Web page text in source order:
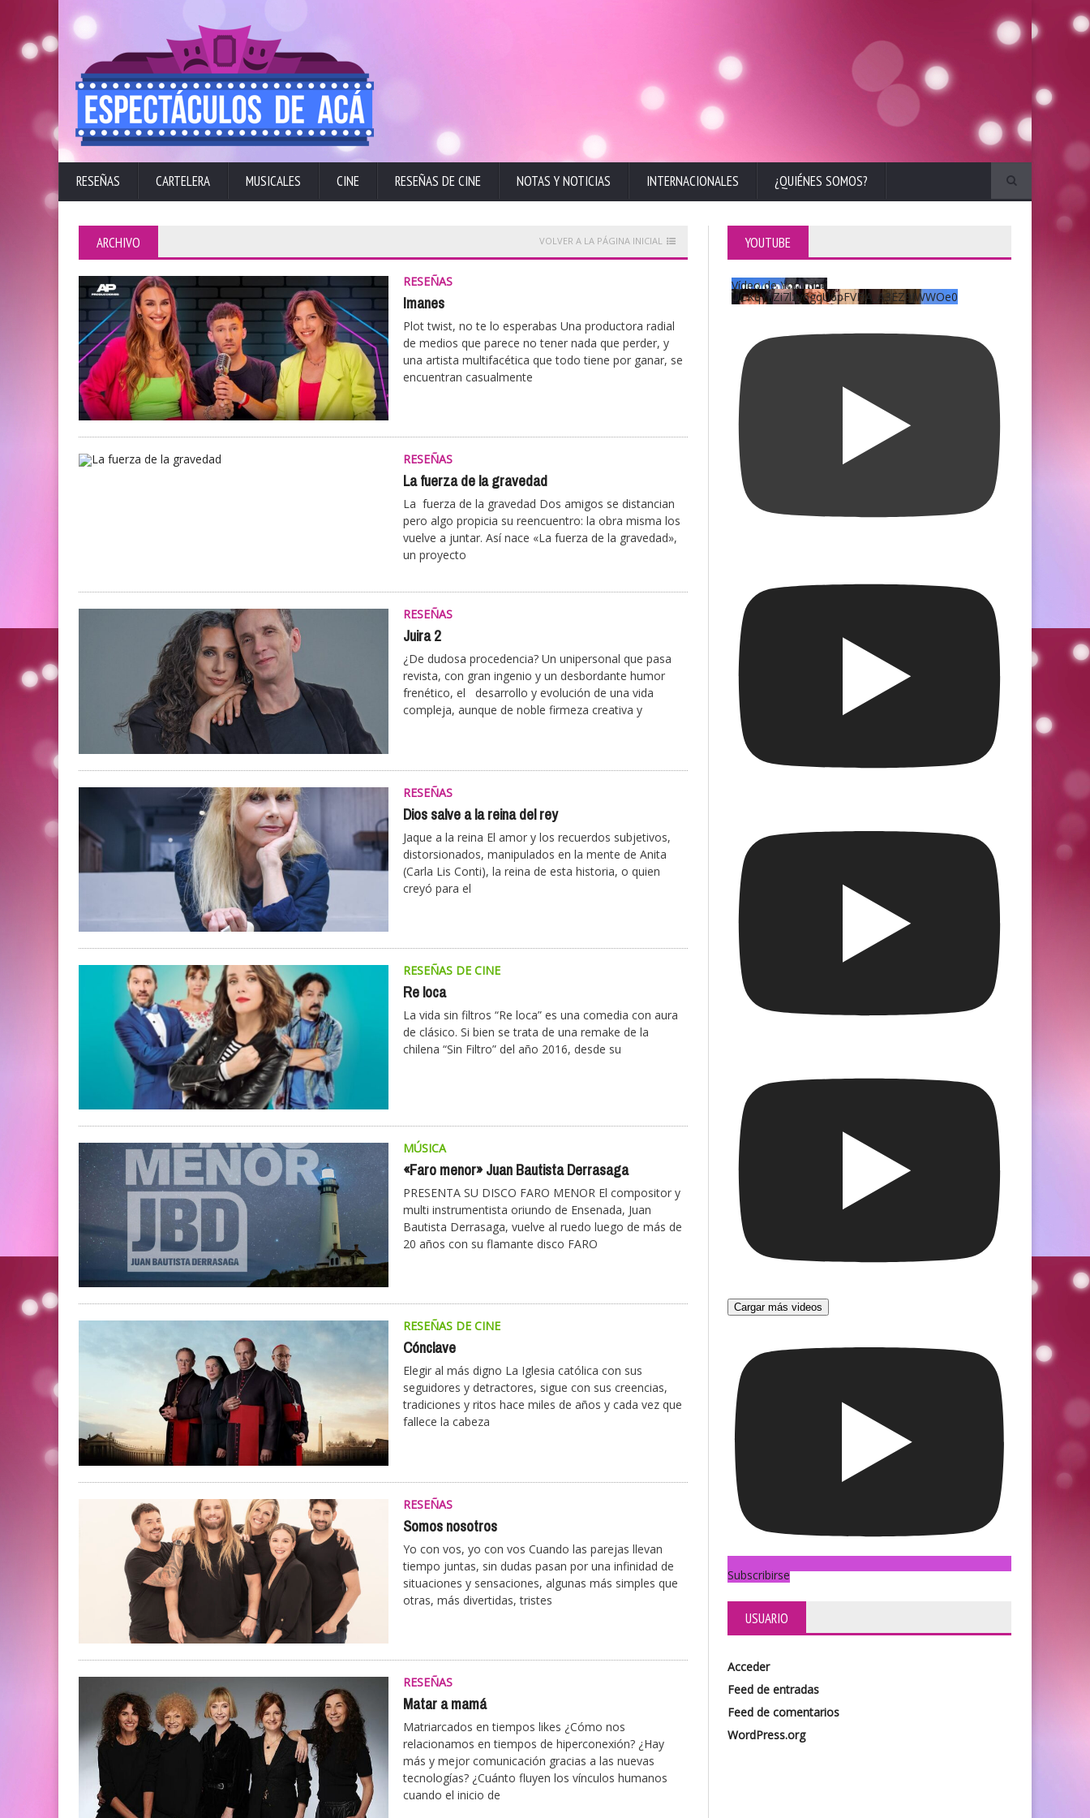
RESEÑAS CARTELERA MUSICALES CINE RESEÑAS DE CINE NOTAS Y NOTICIAS INTERNACIONALES ¿QUIÉNES SOMOS?
ARCHIVO VOLVER A LA PÁGINA INICIAL
RESEÑAS
Imanes
Plot twist, no te lo esperabas Una productora radial
de medios que parece no tener nada que perder, y
una artista multifacética que todo tiene por ganar, se
encuentran casualmente
RESEÑAS
La fuerza de la gravedad
La fuerza de la gravedad Dos amigos se distancian
pero algo propicia su reencuentro: la obra misma los
vuelve a juntar. Así nace «La fuerza de la gravedad»,
un proyecto
RESEÑAS
Juira 2
¿De dudosa procedencia? Un unipersonal que pasa
revista, con gran ingenio y un desbordante humor
frenético, el desarrollo y evolución de una vida
compleja, aunque de noble firmeza creativa y
RESEÑAS
Dios salve a la reina del rey
Jaque a la reina El amor y los recuerdos subjetivos,
distorsionados, manipulados en la mente de Anita
(Carla Lis Conti), la reina de esta historia, o quien
creyó para el
RESEÑAS DE CINE
Re loca
La vida sin filtros “Re loca” es una comedia con aura
de clásico. Si bien se trata de una remake de la
chilena “Sin Filtro” del año 2016, desde su
MÚSICA
«Faro menor» Juan Bautista Derrasaga
PRESENTA SU DISCO FARO MENOR El compositor y
multi instrumentista oriundo de Ensenada, Juan
Bautista Derrasaga, vuelve al ruedo luego de más de
20 años con su flamante disco FARO
RESEÑAS DE CINE
Cónclave
Elegir al más digno La Iglesia católica con sus
seguidores y detractores, sigue con sus creencias,
tradiciones y ritos hace miles de años y cada vez que
fallece la cabeza
RESEÑAS
Somos nosotros
Yo con vos, yo con vos Cuando las parejas llevan
tiempo juntas, sin dudas pasan por una infinidad de
situaciones y sensaciones, algunas más simples que
otras, más divertidas, tristes
RESEÑAS
Matar a mamá
Matriarcados en tiempos likes ¿Cómo nos
relacionamos en tiempos de hiperconexión? ¿Hay
más y mejor comunicación gracias a las nuevas
tecnologías? ¿Cuánto fluyen los vínculos humanos
cuando el inicio de
YOUTUBE
Vídeo de YouTube
UCKqYjiZi7lzy6gqU6pFVFiA_A3EZ9JWWOe0
Cargar más videos
Subscribirse
USUARIO
Acceder
Feed de entradas
Feed de comentarios
WordPress.org